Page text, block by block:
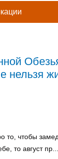
нельзя
то, чтобы
то август пр...